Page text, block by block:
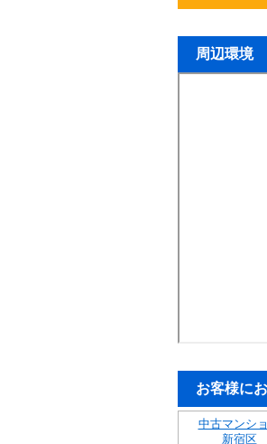
周辺環境
お客様に
中古マンシ
新宿区